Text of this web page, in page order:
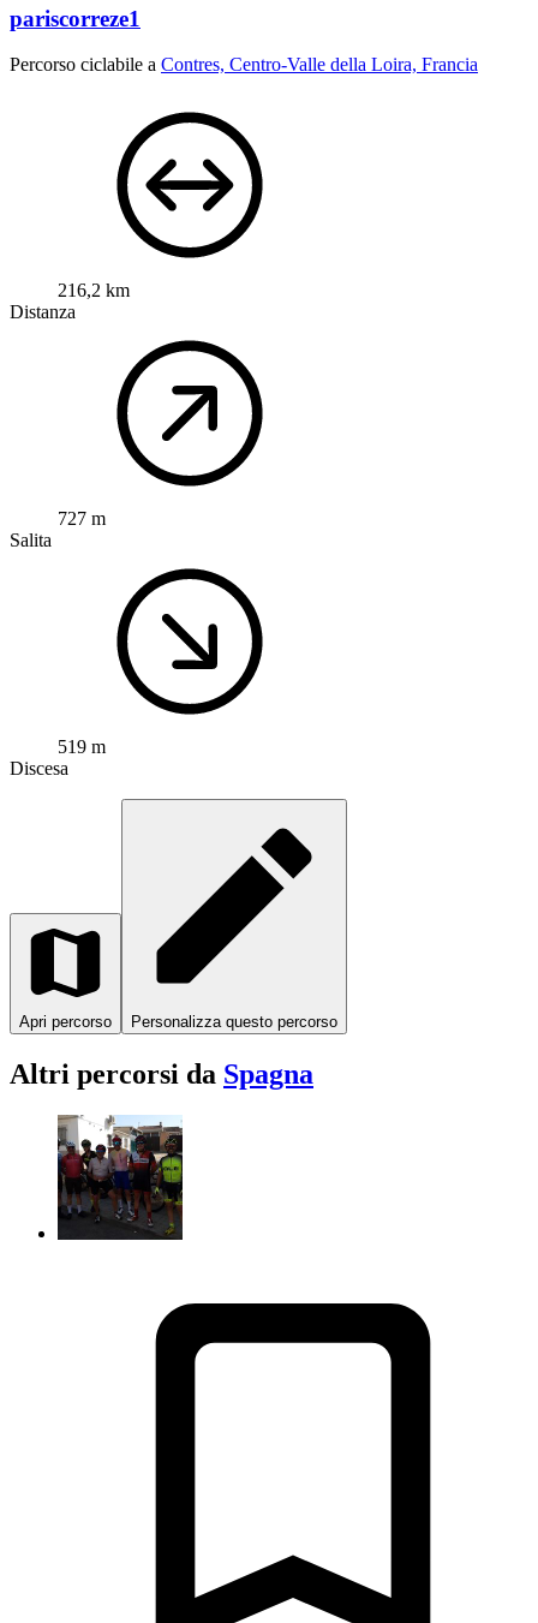
pariscorreze1
Percorso ciclabile a Contres, Centro-Valle della Loira, Francia
216,2 km
Distanza
727 m
Salita
519 m
Discesa
Apri percorso Personalizza questo percorso
Altri percorsi da Spagna